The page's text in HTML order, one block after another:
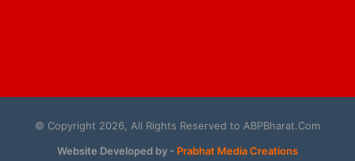
© Copyright 2026, All Rights Reserved to ABPBharat.Com
Website Developed by - Prabhat Media Creations